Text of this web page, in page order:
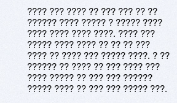
???? ??? ???? ?? ??? ??? ?? ??
?????? ???? ????? ? ????? ????
???? ???? ???? ????. ???? ???
????? ???? ???? ?? ?? ?? ???
???? ?? ???? ??? ????? ????. ? ??
?????? ?? ???? ?? ??? ???? ???
???? ????? ?? ??? ??? ??????
????? ???? ?? ??? ??? ????? ???.